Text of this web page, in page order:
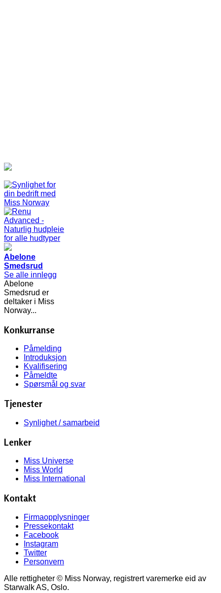
Abelone
Smedsrud
Se alle innlegg
Abelone
Smedsrud er
deltaker i Miss
Norway...
Konkurranse
Påmelding
Introduksjon
Kvalifisering
Påmeldte
Spørsmål og svar
Tjenester
Synlighet / samarbeid
Lenker
Miss Universe
Miss World
Miss International
Kontakt
Firmaopplysninger
Pressekontakt
Facebook
Instagram
Twitter
Personvern
Alle rettigheter © Miss Norway, registrert varemerke eid av
Starwalk AS, Oslo.